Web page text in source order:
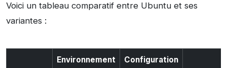
Voici un tableau comparatif entre Ubuntu et ses
variantes :
Environnement
Configuration